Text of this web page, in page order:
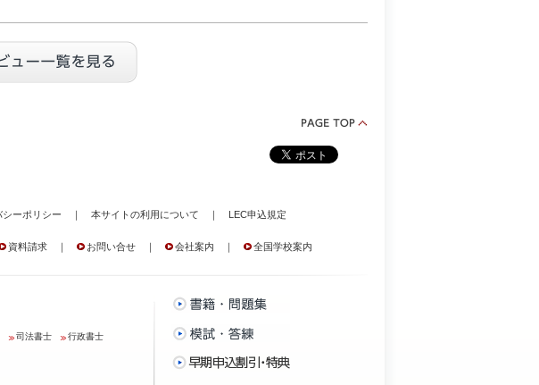
シーポリシー ｜ 本サイトの利用について ｜ LEC申込規定
資料請求 ｜ お問い合せ ｜ 会社案内 ｜ 全国学校案内
司法書士
行政書士